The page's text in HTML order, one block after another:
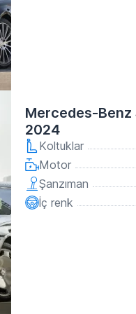
Mercedes-
2024
Koltuklar
Motor
Şanzıman
İç renk